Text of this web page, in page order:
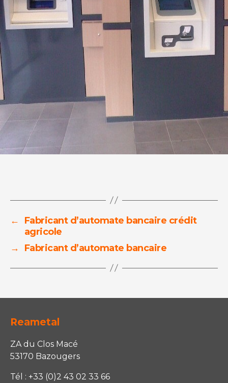
←
Fabricant d’automate bancaire crédit
agricole
→
Fabricant d’automate bancaire
Reametal
ZA du Clos Macé
53170 Bazougers
Tél : +33 (0)2 43 02 33 66